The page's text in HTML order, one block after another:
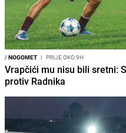
/NOGOMET I PRIJE OKO 9H
Vrapčići mu nisu bili sretni:
protiv Radnika